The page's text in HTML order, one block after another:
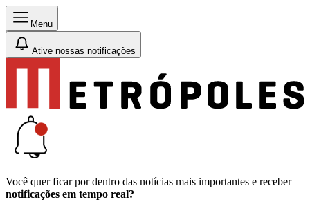
Menu
Ative nossas notificações
Você quer ficar por dentro das notícias mais importantes e receber
notificações em tempo real?